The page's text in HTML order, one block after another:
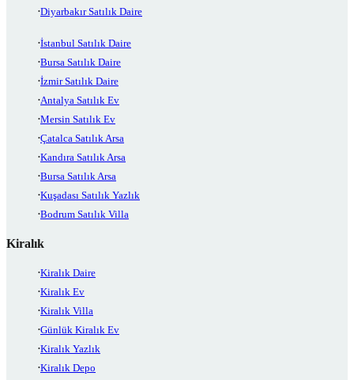
Diyarbakır Satılık Daire
İstanbul Satılık Daire
Bursa Satılık Daire
İzmir Satılık Daire
Antalya Satılık Ev
Mersin Satılık Ev
Çatalca Satılık Arsa
Kandıra Satılık Arsa
Bursa Satılık Arsa
Kuşadası Satılık Yazlık
Bodrum Satılık Villa
Kiralık
Kiralık Daire
Kiralık Ev
Kiralık Villa
Günlük Kiralık Ev
Kiralık Yazlık
Kiralık Depo